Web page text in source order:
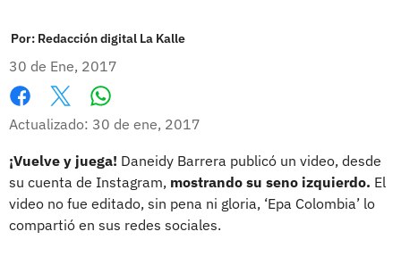
Por: Redacción digital La Kalle
30 de Ene, 2017
Facebook
X
Actualizado: 30 de ene, 2017
¡Vuelve y juega! Daneidy Barrera publicó un video, desde
su cuenta de Instagram, mostrando su seno izquierdo. El
video no fue editado, sin pena ni gloria, ‘Epa Colombia’ lo
compartió en sus redes sociales.